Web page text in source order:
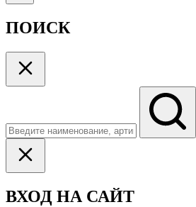
ПОИСК
ВХОД НА САЙТ